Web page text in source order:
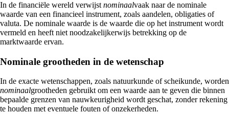
In de financiële wereld verwijst nominaalvaak naar de nominale
waarde van een financieel instrument, zoals aandelen, obligaties of
valuta. De nominale waarde is de waarde die op het instrument wordt
vermeld en heeft niet noodzakelijkerwijs betrekking op de
marktwaarde ervan.
Nominale grootheden in de wetenschap
In de exacte wetenschappen, zoals natuurkunde of scheikunde, worden
nominaalgrootheden gebruikt om een waarde aan te geven die binnen
bepaalde grenzen van nauwkeurigheid wordt geschat, zonder rekening
te houden met eventuele fouten of onzekerheden.